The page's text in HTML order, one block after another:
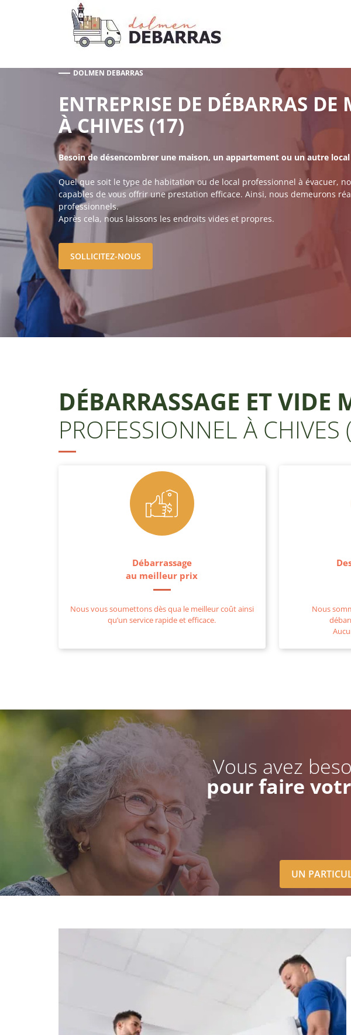
DOLMEN DEBARRAS
ENTREPRISE DE DÉBARRAS DE
À CHIVES (17)
Besoin de désencombrer une maison, un appartement ou un autre local
Quel que soit le type de habitation ou de local professionnel à évacuer,
capables de vous offrir une prestation efficace. Ainsi, nous demeurons
professionnels.
Après cela, nous laissons les endroits vides et propres.
SOLLICITEZ-NOUS
DÉBARRASSAGE ET VIDE
PROFESSIONNEL À CHIVES
Débarrassage
au meilleur prix
Nous vous soumettons dès qua le meilleur coût ainsi
qu’un service rapide et efficace.
Nous
Vous avez
pour faire
UN